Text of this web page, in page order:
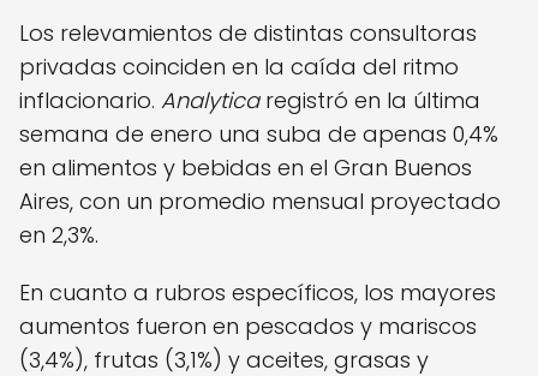
Los relevamientos de distintas consultoras
privadas coinciden en la caída del ritmo
inflacionario. Analyticaregistró en la última
semana de enero una suba de apenas 0,4%
en alimentos y bebidas en el Gran Buenos
Aires, con un promedio mensual proyectado
en 2,3%.
En cuanto a rubros específicos, los mayores
aumentos fueron en pescados y mariscos
(3,4%), frutas (3,1%) y aceites, grasas y